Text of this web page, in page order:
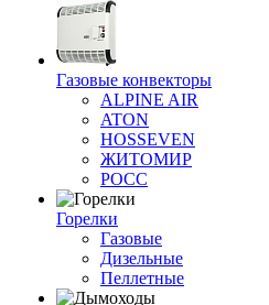
Газовые конвекторы
ALPINE AIR
ATON
HOSSEVEN
ЖИТОМИР
РОСС
Горелки
Газовые
Дизельные
Пеллетные